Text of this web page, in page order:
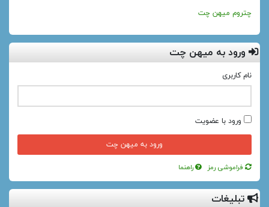
ورود به میهن چت
نام کاربری
ورود با عضویت
فراموشی رمز راهنما
چتروم میهن چت
تبلیغات